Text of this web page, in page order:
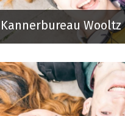
Kannerbureau Wooltz